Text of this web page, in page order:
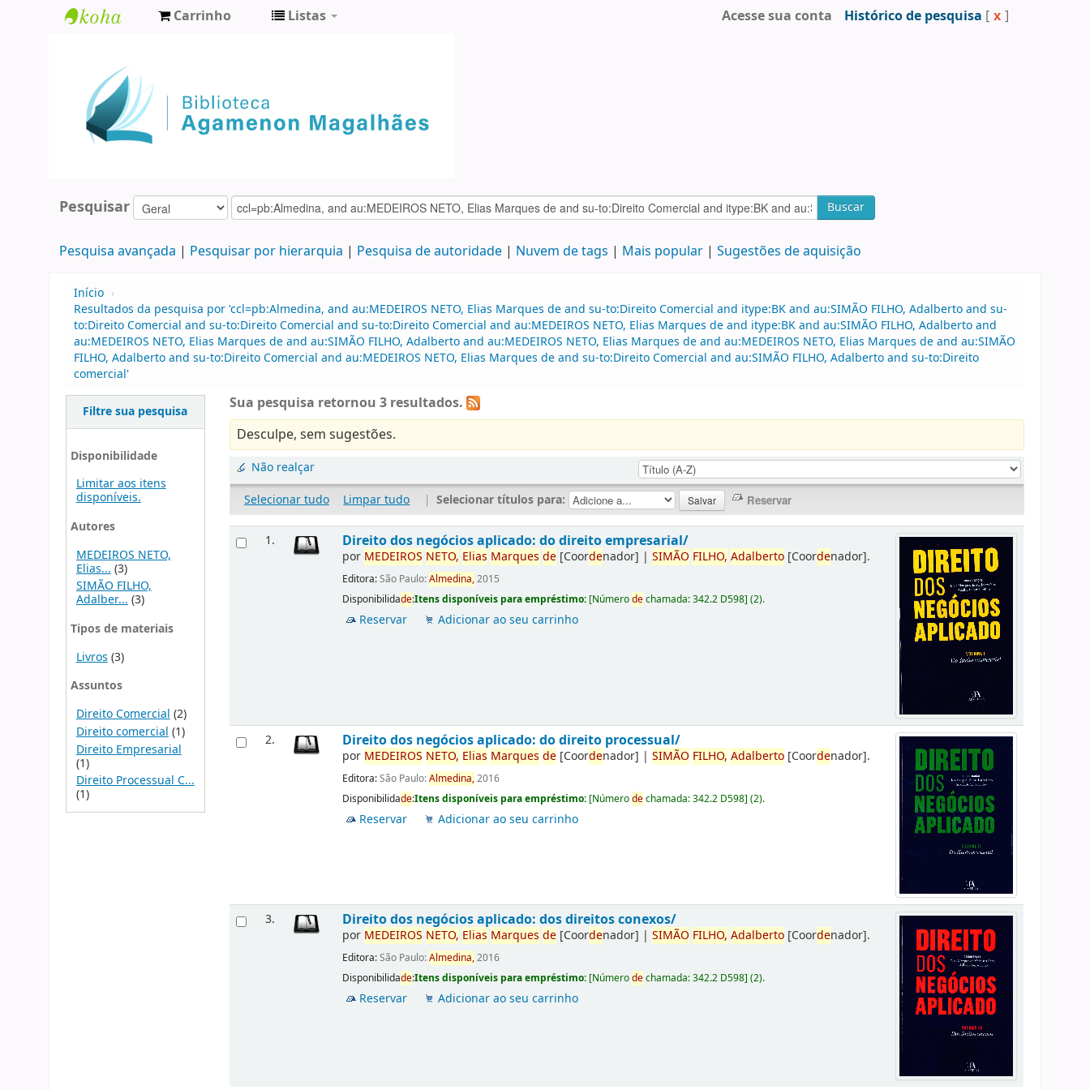
Agamenon
Magalhães
Carrinho Listas Acesse sua conta Histórico de pesquisa [ x ]
Pesquisar Buscar
Pesquisa avançada Pesquisar por hierarquia Pesquisa de autoridade Nuvem de tags Mais popular Sugestões de aquisição
Início ›
Resultados da pesquisa por 'ccl=pb:Almedina, and au:MEDEIROS NETO, Elias Marques de and su-to:Direito Comercial and itype:BK and au:SIMÃO FILHO, Adalberto and su-
to:Direito Comercial and su-to:Direito Comercial and su-to:Direito Comercial and au:MEDEIROS NETO, Elias Marques de and itype:BK and au:SIMÃO FILHO, Adalberto and
au:MEDEIROS NETO, Elias Marques de and au:SIMÃO FILHO, Adalberto and au:MEDEIROS NETO, Elias Marques de and au:MEDEIROS NETO, Elias Marques de and au:SIMÃO
FILHO, Adalberto and su-to:Direito Comercial and au:MEDEIROS NETO, Elias Marques de and su-to:Direito Comercial and au:SIMÃO FILHO, Adalberto and su-to:Direito
comercial'
Filtre sua pesquisa
Disponibilidade
Limitar aos itens
disponíveis.
Autores
MEDEIROS NETO,
Elias... (3)
SIMÃO FILHO,
Adalber...(3)
Tipos de materiais
Livros (3)
Assuntos
Direito Comercial (2)
Direito comercial (1)
Direito Empresarial
(1)
Direito Processual C...
(1)
Sua pesquisa retornou 3 resultados.
Desculpe, sem sugestões.
Não realçar
Selecionar tudo
Limpar tudo | Selecionar títulos para:
1. Direito dos negócios aplicado: do direito empresarial/
por MEDEIROS NETO, Elias Marques de [Coordenador] |SIMÃO FILHO, Adalberto [Coordenador].
Editora:São Paulo:Almedina,2015
Disponibilidade:Itens disponíveis para empréstimo: [Númerodechamada:342.2 D598](2).
Reservar Adicionar ao seu carrinho
2. Direito dos negócios aplicado: do direito processual/
por MEDEIROS NETO, Elias Marques de [Coordenador] |SIMÃO FILHO, Adalberto [Coordenador].
Editora:São Paulo:Almedina,2016
Disponibilidade:Itens disponíveis para empréstimo: [Númerodechamada:342.2 D598](2).
Reservar Adicionar ao seu carrinho
3. Direito dos negócios aplicado: dos direitos conexos/
por MEDEIROS NETO, Elias Marques de [Coordenador] |SIMÃO FILHO, Adalberto [Coordenador].
Editora:São Paulo:Almedina,2016
Disponibilidade:Itens disponíveis para empréstimo: [Númerodechamada:342.2 D598](2).
Reservar Adicionar ao seu carrinho